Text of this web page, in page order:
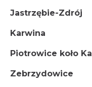
Wakacyjne
miasto zieleni"
Jastrzębie-Zdrój
Karwina
Piotrowice koło
Zebrzydowice